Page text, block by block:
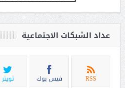
عداد الشبكات الاجتماعية
RSS فيس بوك تويتر